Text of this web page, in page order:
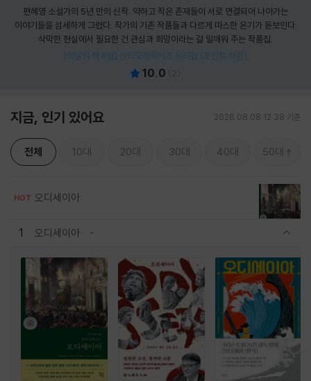
편혜영 소설가의 5년 만의 신작. 약하고 작은 존재들이 서로 연결되어 나아가는
이야기들을 섬세하게 그렸다. 작가의 기존 작품들과 다르게 따스한 온기가 돋보인다.
삭막한 현실에서 필요한 건 관심과 희망이라는 걸 일깨워 주는 작품집.
[이달의 책 8월] 산리오캐릭터즈 유리컵 (포인트 차감)
10.0
지금, 인기 있어요 2026.08.08 12:38 기준
전체 10대 20대 30대 40대 50대
HOT 오디세이아
1 오디세이아